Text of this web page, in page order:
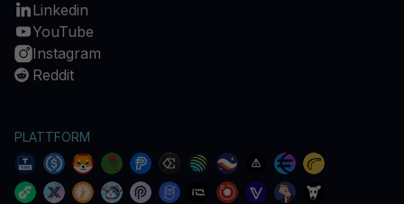
Linkedin
YouTube
Instagram
Reddit
PLATTFORM